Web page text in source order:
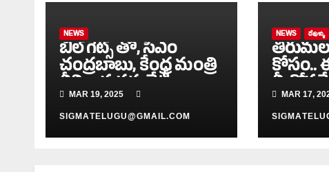
NEWS
బిల్ గేట్స్ తో, సీఎం
చంద్రబాబు, కేంద్ర మంత్రి
శ్రీనివాస వర్మ భేటీ
MAR 19, 2025
SIGMATELUGU@GMAIL.COM
NEWS దేవుళ్ళు
MAR 17,